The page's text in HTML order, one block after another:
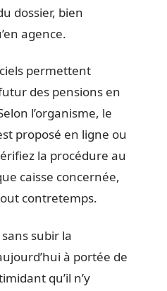
dossier, bien
agence.
permettent
des pensions en
l’organisme, le
proposé en ligne ou
la procédure au
caisse concernée,
contretemps.
subir la
à portée de
qu’il n’y